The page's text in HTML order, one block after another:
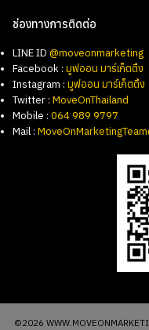
ช่องทางการติดต่อ
LINE ID @moveonmarketing
Facebook : มูฟออน มาร์เก็ตติ้ง
Instagram : มูฟออน มาร์เก็ตติ้ง
Twitter : MoveOnThailand
Mobile : 064 989 9797
Mail :
©2026